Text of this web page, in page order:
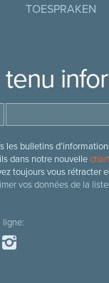
TOESPRAKEN
bulletins
dans notre nouvelle
toujours vous rétracter
vos données de la
ligne: